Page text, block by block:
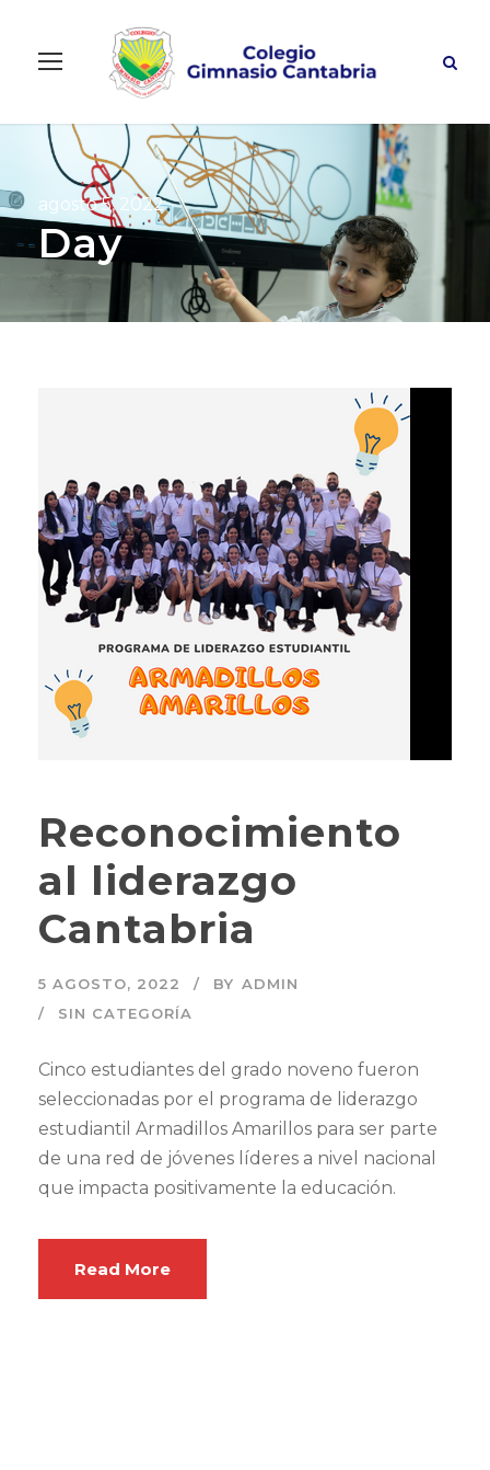
agosto 5, 2022
Day
Reconocimiento
al liderazgo
Cantabria
5 AGOSTO, 2022 BY ADMIN
SIN CATEGORÍA
Cinco estudiantes del grado noveno fueron
seleccionadas por el programa de liderazgo
estudiantil Armadillos Amarillos para ser parte
de una red de jóvenes líderes a nivel nacional
que impacta positivamente la educación.
Read More